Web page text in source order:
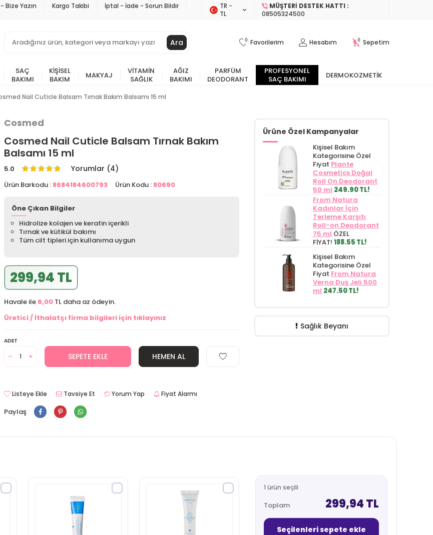
Bize Yazın Kargo Takibi İptal - İade - Sorun Bildir
TR −
TL
MÜŞTERI DESTEK HATTI :
08505324500
Ara 0 Favorilerim Hesabım 0 Sepetim
SAÇ
BAKIMI
KIŞISEL
BAKIM
MAKYAJ
VITAMIN
SAĞLIK
AĞIZ
BAKIMI
PARFÜM
DEODORANT
PROFESYONEL
SAÇ BAKIMI
DERMOKOZMETIK
Nail Cuticle Balsam Tırnak Bakım Balsamı 15 ml
Cosmed
Cosmed Nail Cuticle Balsam Tırnak Bakım
Balsamı 15 ml
5.0 Yorumlar (4)
Ürün Barkodu : 8684184600793 Ürün Kodu : 80690
Öne Çıkan Bilgiler
Hidrolize kolajen ve keratin içerikli
Tırnak ve kütikül bakımı
Tüm cilt tipleri için kullanıma uygun
299,94 TL
Havale ile 6,00 TL daha az ödeyin.
Üretici / İthalatçı firma bilgileri için tıklayınız
ADET
SEPETE EKLE HEMEN AL
Listeye Ekle Tavsiye Et Yorum Yap Fiyat Alarmı
Paylaş
Ürüne Özel Kampanyalar
Kişisel Bakım
Kategorisine Özel
Fiyat Plante
Cosmetics Doğal
Roll On Deodorant
50 ml 249.90 TL!
From Natura
Kadınlar İçin
Terleme Karşıtı
Roll-on Deodorant
75 ml ÖZEL
FİYAT! 188.55 TL!
Kişisel Bakım
Kategorisine Özel
Fiyat From Natura
Verna Duş Jeli 500
ml 247.50 TL!
Sağlık Beyanı
1 ürün seçili
Toplam 299,94 TL
Seçilenleri sepete ekle